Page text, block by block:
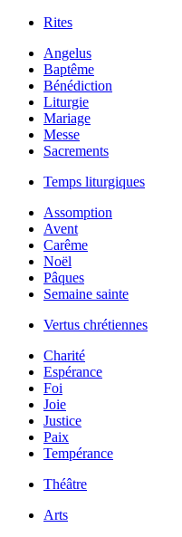
Rites
Angelus
Baptême
Bénédiction
Liturgie
Mariage
Messe
Sacrements
Temps liturgiques
Assomption
Avent
Carême
Noël
Pâques
Semaine sainte
Vertus chrétiennes
Charité
Espérance
Foi
Joie
Justice
Paix
Tempérance
Théâtre
Arts